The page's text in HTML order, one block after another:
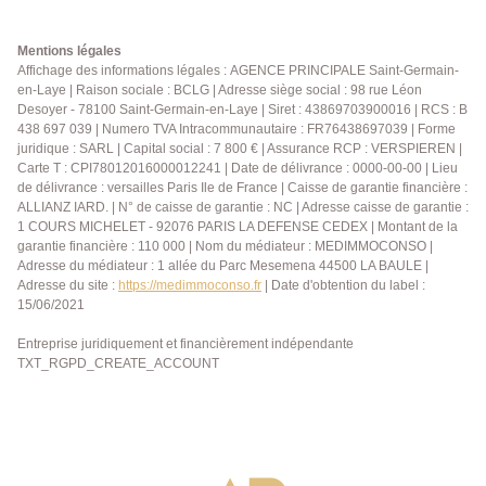
électrique et de deux balcons, offrant des espaces
extérieurs appréciables. Pour compléter ses
prestations, une place de parking couverte en sous-
sol est incluse. Vous profiterez d'un emplacement
privilégié, à proximité immédiate des commerces
(supermarché, boulangerie, pharmacie,
restaurants...), des établissements scolaires de la
maternelle au lycée, d'une crèche, ainsi que de la
gare Saint-Germain-en-Laye ? Bel Air ? Fourqueux,
facilitant vos déplacements au quotidien. Que ce soit
pour une résidence principale ou un investissement
patrimonial, ce bien représente une belle opportunité
sa qualité de vie. Prix : 320 000 € Pour tout
renseignement complémentaire ou pour organiser
Mentions légales
Affichage des informations légales : AGENCE PRINCIPALE Saint-Germain-
en-Laye | Raison sociale : BCLG | Adresse siège social : 98 rue Léon
Desoyer - 78100 Saint-Germain-en-Laye | Siret : 43869703900016 | RCS : B
438 697 039 | Numero TVA Intracommunautaire : FR76438697039 | Forme
juridique : SARL | Capital social : 7 800 € | Assurance RCP : VERSPIEREN |
Carte T : CPI78012016000012241 | Date de délivrance : 0000-00-00 | Lieu
de délivrance : versailles Paris Ile de France | Caisse de garantie financière :
ALLIANZ IARD. | N° de caisse de garantie : NC | Adresse caisse de garantie :
1 COURS MICHELET - 92076 PARIS LA DEFENSE CEDEX | Montant de la
garantie financière : 110 000 | Nom du médiateur : MEDIMMOCONSO |
Adresse du médiateur : 1 allée du Parc Mesemena 44500 LA BAULE |
Adresse du site : https://medimmoconso.fr | Date d'obtention du label :
15/06/2021
Entreprise juridiquement et financièrement indépendante
TXT_RGPD_CREATE_ACCOUNT